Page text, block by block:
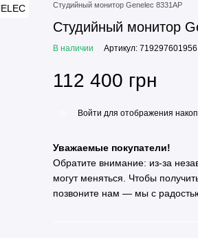
Студийный монитор Genelec 8331AP
Студийный монитор
В наличии Артикул: 719297601956
112 400 грн
Войти для отображения
Уважаемые покупатели!
Обратите внимание: из-за
могут меняться. Чтобы
позвоните нам — мы с